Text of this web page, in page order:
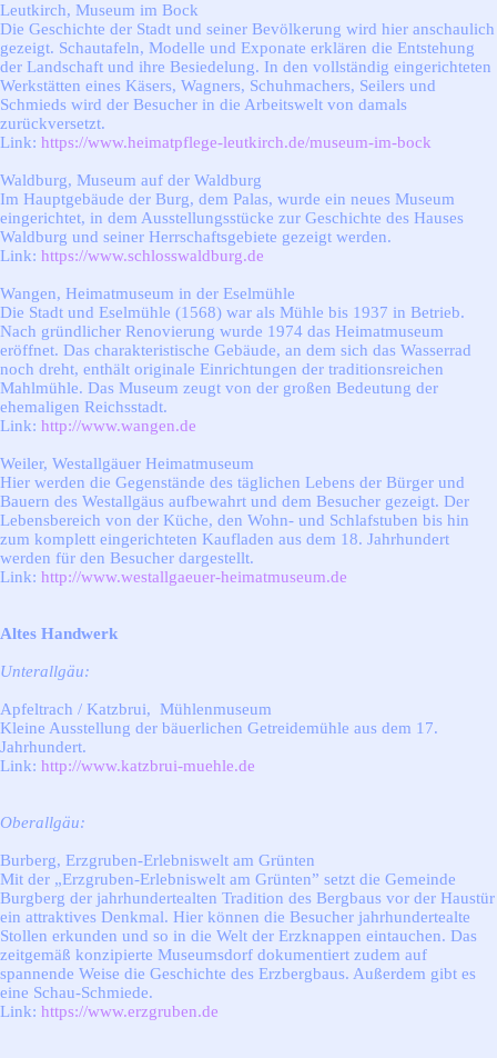
Leutkirch, Museum im Bock
Die Geschichte der Stadt und seiner Bevölkerung wird hier anschaulich
gezeigt. Schautafeln, Modelle und Exponate erklären die Entstehung
der Landschaft und ihre Besiedelung. In den vollständig eingerichteten
Werkstätten eines Käsers, Wagners, Schuhmachers, Seilers und
Schmieds wird der Besucher in die Arbeitswelt von damals
zurückversetzt.
Link: https://www.heimatpflege-leutkirch.de/museum-im-bock
Waldburg, Museum auf der Waldburg
Im Hauptgebäude der Burg, dem Palas, wurde ein neues Museum
eingerichtet, in dem Ausstellungsstücke zur Geschichte des Hauses
Waldburg und seiner Herrschaftsgebiete gezeigt werden.
Link: https://www.schlosswaldburg.de
Wangen, Heimatmuseum in der Eselmühle
Die Stadt und Eselmühle (1568) war als Mühle bis 1937 in Betrieb.
Nach gründlicher Renovierung wurde 1974 das Heimatmuseum
eröffnet. Das charakteristische Gebäude, an dem sich das Wasserrad
noch dreht, enthält originale Einrichtungen der traditionsreichen
Mahlmühle. Das Museum zeugt von der großen Bedeutung der
ehemaligen Reichsstadt.
Link: http://www.wangen.de
Weiler, Westallgäuer Heimatmuseum
Hier werden die Gegenstände des täglichen Lebens der Bürger und
Bauern des Westallgäus aufbewahrt und dem Besucher gezeigt. Der
Lebensbereich von der Küche, den Wohn- und Schlafstuben bis hin
zum komplett eingerichteten Kaufladen aus dem 18. Jahrhundert
werden für den Besucher dargestellt.
Link: http://www.westallgaeuer-heimatmuseum.de
Altes Handwerk
Unterallgäu:
Apfeltrach / Katzbrui, Mühlenmuseum
Kleine Ausstellung der bäuerlichen Getreidemühle aus dem 17.
Jahrhundert.
Link: http://www.katzbrui-muehle.de
Oberallgäu:
Burberg, Erzgruben-Erlebniswelt am Grünten
Mit der „Erzgruben-Erlebniswelt am Grünten” setzt die Gemeinde
Burgberg der jahrhundertealten Tradition des Bergbaus vor der Haustür
ein attraktives Denkmal. Hier können die Besucher jahrhundertealte
Stollen erkunden und so in die Welt der Erzknappen eintauchen. Das
zeitgemäß konzipierte Museumsdorf dokumentiert zudem auf
spannende Weise die Geschichte des Erzbergbaus. Außerdem gibt es
eine Schau-Schmiede.
Link: https://www.erzgruben.de